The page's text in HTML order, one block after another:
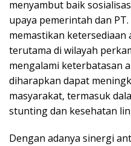
menyambut baik
upaya pemerintah dan
memastikan ketersediaan
terutama di wilayah
mengalami keterbatasan
diharapkan dapat
masyarakat, termasuk
stunting dan kesehatan
Dengan adanya sinergi